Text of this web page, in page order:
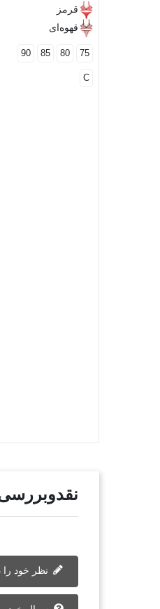
قرمز
قهوه‌ای
75
80
85
90
C